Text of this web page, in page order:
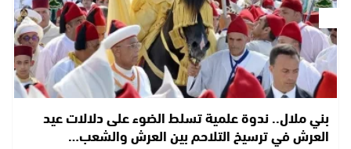
بني ملال.. ندوة علمية تسلط الضوء على دلالات عيد
العرش في ترسيخ التلاحم بين العرش والشعب…